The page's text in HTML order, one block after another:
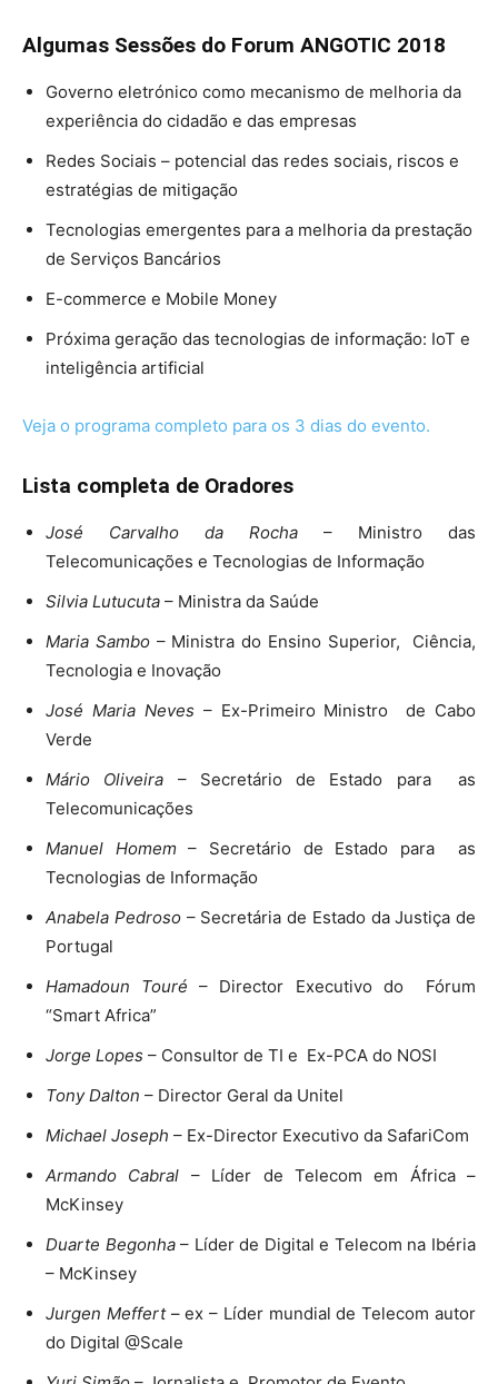
Algumas Sessões do Forum ANGOTIC 2018
Governo eletrónico como mecanismo de melhoria da
experiência do cidadão e das empresas
Redes Sociais – potencial das redes sociais, riscos e
estratégias de mitigação
Tecnologias emergentes para a melhoria da prestação
de Serviços Bancários
E-commerce e Mobile Money
Próxima geração das tecnologias de informação: IoT e
inteligência artificial
Veja o programa completo para os 3 dias do evento.
Lista completa de Oradores
José Carvalho da Rocha – Ministro das
Telecomunicações e Tecnologias de Informação
Silvia Lutucuta – Ministra da Saúde
Maria Sambo– Ministra do Ensino Superior, Ciência,
Tecnologia e Inovação
José Maria Neves – Ex-Primeiro Ministro de Cabo
Verde
Mário Oliveira – Secretário de Estado para as
Telecomunicações
Manuel Homem– Secretário de Estado para as
Tecnologias de Informação
Anabela Pedroso– Secretária de Estado da Justiça de
Portugal
Hamadoun Touré – Director Executivo do Fórum
“Smart Africa”
Jorge Lopes – Consultor de TI e Ex-PCA do NOSI
Tony Dalton – Director Geral da Unitel
Michael Joseph – Ex-Director Executivo da SafariCom
Armando Cabral – Líder de Telecom em África –
McKinsey
Duarte Begonha– Líder de Digital e Telecom na Ibéria
– McKinsey
Jurgen Meffert– ex – Líder mundial de Telecom autor
do Digital @Scale